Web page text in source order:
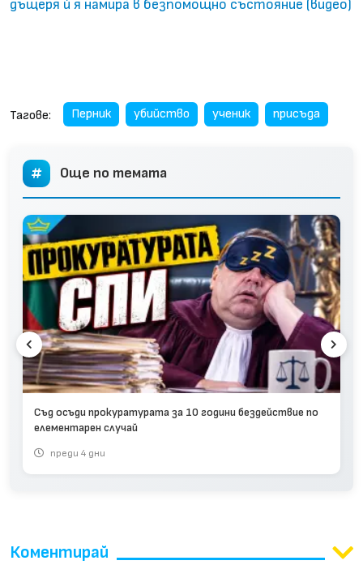
дъщеря ѝ я намира в безпомощно състояние (видео)
Тагове: Перник убийство ученик присъда
Още по темата
Съд осъди прокуратурата за 10 години бездействие по
елементарен случай
преди 4 дни
Коментирай